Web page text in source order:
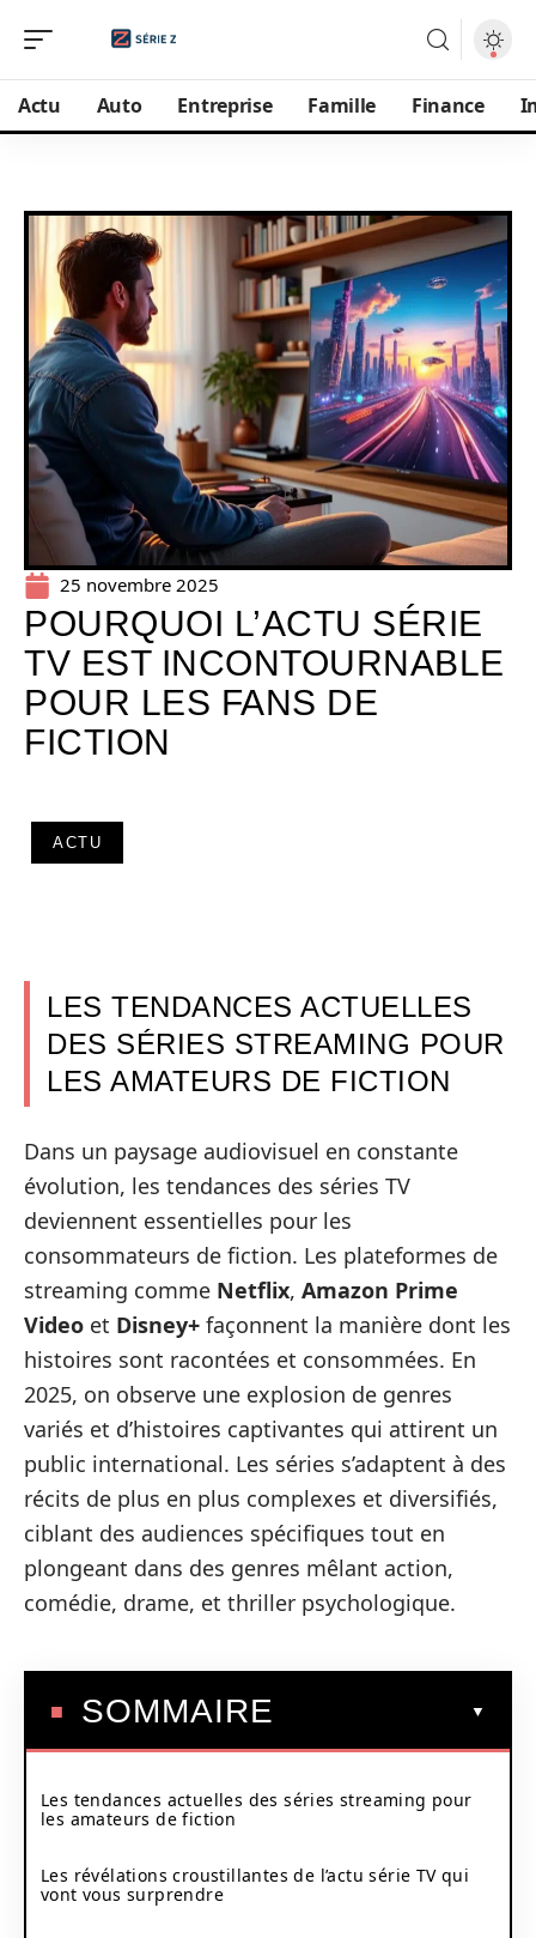
Actu Auto Entreprise Famille Finance
25 novembre 2025
POURQUOI L’ACTU SÉRIE
TV EST INCONTOURNABLE
POUR LES FANS DE
FICTION
ACTU
LES TENDANCES ACTUELLES
DES SÉRIES STREAMING POUR
LES AMATEURS DE FICTION
Dans un paysage audiovisuel en constante
évolution, les tendances des séries TV
deviennent essentielles pour les
consommateurs de fiction. Les plateformes de
streaming comme Netflix, Amazon Prime
Video et Disney+ façonnent la manière dont les
histoires sont racontées et consommées. En
2025, on observe une explosion de genres
variés et d’histoires captivantes qui attirent un
public international. Les séries s’adaptent à des
récits de plus en plus complexes et diversifiés,
ciblant des audiences spécifiques tout en
plongeant dans des genres mêlant action,
comédie, drame, et thriller psychologique.
SOMMAIRE
Les tendances actuelles des séries streaming pour
les amateurs de fiction
Les révélations croustillantes de l’actu série TV qui
vont vous surprendre